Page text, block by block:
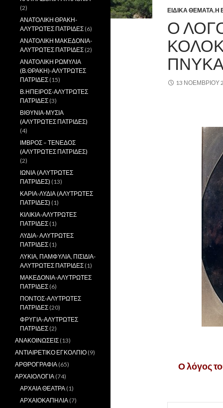
ΕΙΔΙΚΑ ΘΕΜΑΤΑ,Η
Ο
13 ΝΟΕΜΒΡΊΟΥ
Ο λόγος
(2)
ΑΝΑΤΟΛΙΚΗ ΘΡΑΚΗ-
ΑΛΥΤΡΩΤΕΣ ΠΑΤΡΙΔΕΣ (6)
ΑΝΑΤΟΛΙΚΗ ΜΑΚΕΔΟΝΙΑ-
ΑΛΥΤΡΩΤΕΣ ΠΑΤΡΙΔΕΣ (2)
ΑΝΑΤΟΛΙΚΗ ΡΩΜΥΛΙΑ
(Β.ΘΡΑΚΗ)-ΑΛΥΤΡΩΤΕΣ
ΠΑΤΡΙΔΕΣ (15)
Β.ΗΠΕΙΡΟΣ-ΑΛΥΤΡΩΤΕΣ
ΠΑΤΡΙΔΕΣ (3)
ΒΙΘΥΝΙΑ-ΜΥΣΙΑ
(ΑΛΥΤΡΩΤΕΣ ΠΑΤΡΙΔΕΣ)
(4)
ΙΜΒΡΟΣ – ΤΕΝΕΔΟΣ
(ΑΛΥΤΡΩΤΕΣ ΠΑΤΡΙΔΕΣ)
(2)
ΙΩΝΙΑ (ΑΛΥΤΡΩΤΕΣ
ΠΑΤΡΙΔΕΣ) (13)
ΚΑΡΙΑ-ΛΥΔΙΑ (ΑΛΥΤΡΩΤΕΣ
ΠΑΤΡΙΔΕΣ) (1)
ΚΙΛΙΚΙΑ-ΑΛΥΤΡΩΤΕΣ
ΠΑΤΡΙΔΕΣ (1)
ΛΥΔΙΑ- ΑΛΥΤΡΩΤΕΣ
ΠΑΤΡΙΔΕΣ (1)
ΛΥΚΙΑ, ΠΑΜΦΥΛΙΑ, ΠΙΣΙΔΙΑ-
ΑΛΥΤΡΩΤΕΣ ΠΑΤΡΙΔΕΣ (1)
ΜΑΚΕΔΟΝΙΑ-ΑΛΥΤΡΩΤΕΣ
ΠΑΤΡΙΔΕΣ (6)
ΠΟΝΤΟΣ-ΑΛΥΤΡΩΤΕΣ
ΠΑΤΡΙΔΕΣ (20)
ΦΡΥΓΙΑ-ΑΛΥΤΡΩΤΕΣ
ΠΑΤΡΙΔΕΣ (2)
ΑΝΑΚΟΙΝΩΣΕΙΣ (13)
ΑΝΤΙΑΙΡΕΤΙΚΟ ΕΓΚΟΛΠΙΟ (9)
ΑΡΘΡΟΓΡΑΦΙΑ (65)
ΑΡΧΑΙΟΛΟΓΙΑ (74)
ΑΡΧΑΙΑ ΘΕΑΤΡΑ (1)
ΑΡΧΑΙΟΚΑΠΗΛΙΑ (7)